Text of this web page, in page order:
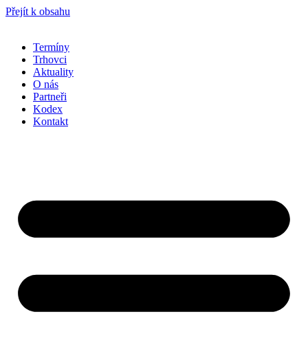
Přejít k obsahu
Termíny
Trhovci
Aktuality
O nás
Partneři
Kodex
Kontakt